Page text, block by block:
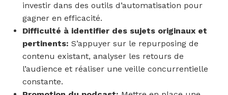
investir dans des outils d’automatisation pour
gagner en efficacité.
Difficulté à identifier des sujets originaux et
pertinents: S’appuyer sur le repurposing de
contenu existant, analyser les retours de
l’audience et réaliser une veille concurrentielle
constante.